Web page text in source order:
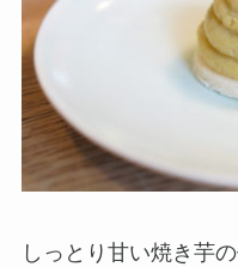
しっとり甘い焼き芋